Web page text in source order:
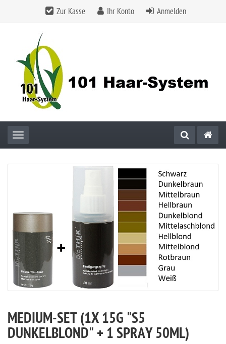
Zur Kasse Ihr Konto Anmelden
Toggle navigation
MEDIUM-SET (1X 15G "S5
DUNKELBLOND" + 1 SPRAY 50ML)